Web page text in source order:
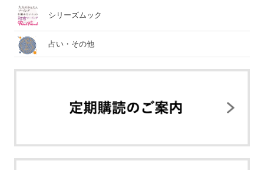
シリーズムック
占い・その他